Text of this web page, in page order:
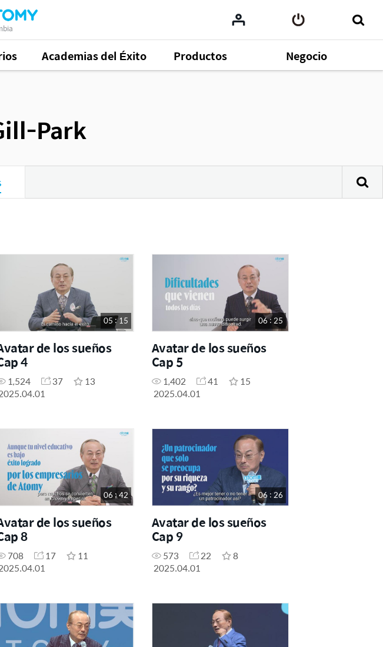
Academias del Éxito Productos Negocio
Park
05 : 15
de los sueños
4
1,524 37
13
06 : 25
Avatar de los sueños
Cap 5
1,402 41
15
2025.04.01
06 : 42
de los sueños
8
708 17
11
06 : 26
Avatar de los sueños
Cap 9
573 22
8
2025.04.01